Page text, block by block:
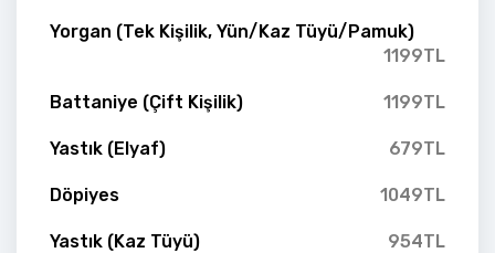
Yorgan (Tek Kişilik, Yün/Kaz Tüyü/Pamuk)
1199TL
Battaniye (Çift Kişilik) 1199TL
Yastık (Elyaf) 679TL
Döpiyes 1049TL
Yastık (Kaz Tüyü) 954TL